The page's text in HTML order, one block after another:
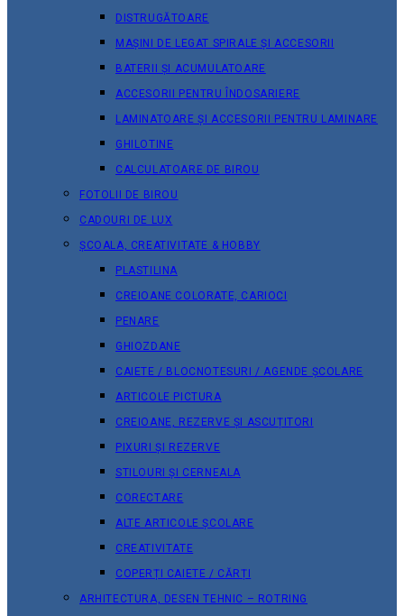
DISTRUGĂTOARE
MAȘINI DE LEGAT SPIRALE ȘI ACCESORII
BATERII ȘI ACUMULATOARE
ACCESORII PENTRU ÎNDOSARIERE
LAMINATOARE ȘI ACCESORII PENTRU LAMINARE
GHILOTINE
CALCULATOARE DE BIROU
FOTOLII DE BIROU
CADOURI DE LUX
ȘCOALA, CREATIVITATE & HOBBY
PLASTILINA
CREIOANE COLORATE, CARIOCI
PENARE
GHIOZDANE
CAIETE / BLOCNOTESURI / AGENDE ȘCOLARE
ARTICOLE PICTURA
CREIOANE, REZERVE ȘI ASCUȚITORI
PIXURI ȘI REZERVE
STILOURI ȘI CERNEALA
CORECTARE
ALTE ARTICOLE ȘCOLARE
CREATIVITATE
COPERȚI CAIETE / CĂRȚI
ARHITECTURA, DESEN TEHNIC – ROTRING